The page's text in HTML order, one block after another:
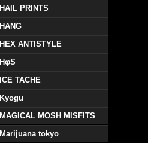
HAIL PRINTS
HANG
HEX ANTISTYLE
HφS
ICE TACHE
Kyogu
MAGICAL MOSH MISFITS
Marijuana tokyo